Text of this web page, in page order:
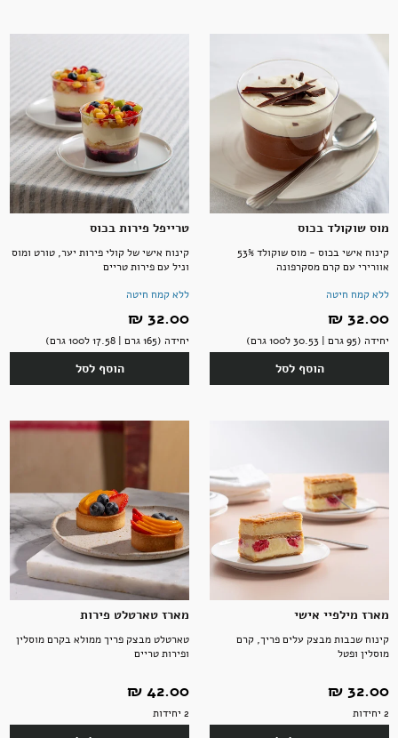
מוס שוקולד בכוס
קינוח אישי בכוס - מוס שוקולד 53%
אוורירי עם קרם מסקרפונה
ללא קמח חיטה
32.00 ‏₪
יחידה (95 גרם | 30.53 ל100 גרם)
הוסף לסל
טרייפל פירות בכוס
קינוח אישי של קולי פירות יער, טורט ומוס
וניל עם פירות טריים
ללא קמח חיטה
32.00 ‏₪
יחידה (165 גרם | 17.58 ל100 גרם)
הוסף לסל
מארז מילפיי אישי
קינוח שכבות מבצק עלים פריך, קרם
מוסלין ופטל
32.00 ‏₪
2 יחידות
מארז טארטלט פירות
טארטלט מבצק פריך ממולא בקרם מוסלין
ופירות טריים
42.00 ‏₪
2 יחידות